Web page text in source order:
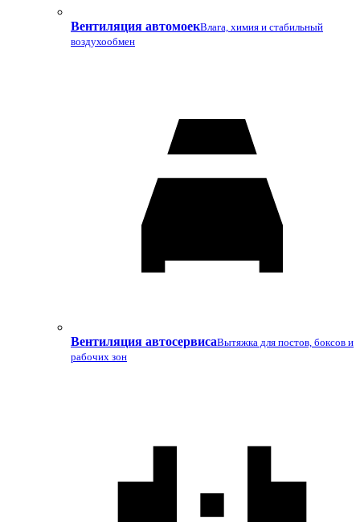
Вентиляция автомоекВлага, химия и стабильный
воздухообмен
Вентиляция автосервисаВытяжка для постов, боксов и
рабочих зон